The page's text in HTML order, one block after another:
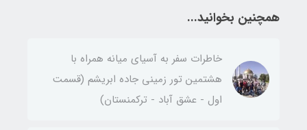
همچنین بخوانید...
خاطرات سفر به آسیای میانه همراه با
هشتمین تور زمینی جاده ابریشم (قسمت
اول - عشق آباد - ترکمنستان)